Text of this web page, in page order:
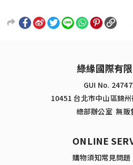
綠緣國際有
GUI No.
10451 台北市中山區錦
總部辦公室 無販
ONLINE
購物須知常見問題